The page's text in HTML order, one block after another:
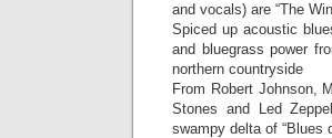
and vocals) are “The
Spiced up acoustic
and bluegrass power
northern countryside
From Robert Johnson,
Stones and Led
swampy delta of “Blues